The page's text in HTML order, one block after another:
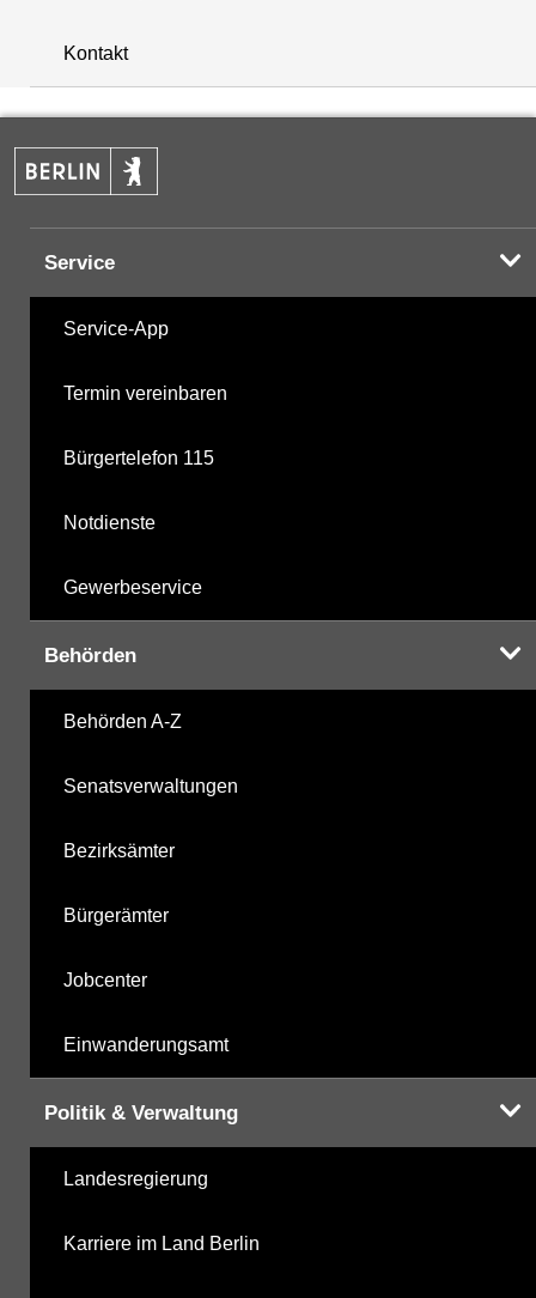
+
−
Kontakt
Service
Service-App
Termin vereinbaren
Bürgertelefon 115
Notdienste
Gewerbeservice
Behörden
Behörden A-Z
Senatsverwaltungen
Bezirksämter
Bürgerämter
Jobcenter
Einwanderungsamt
Politik & Verwaltung
Landesregierung
Karriere im Land Berlin